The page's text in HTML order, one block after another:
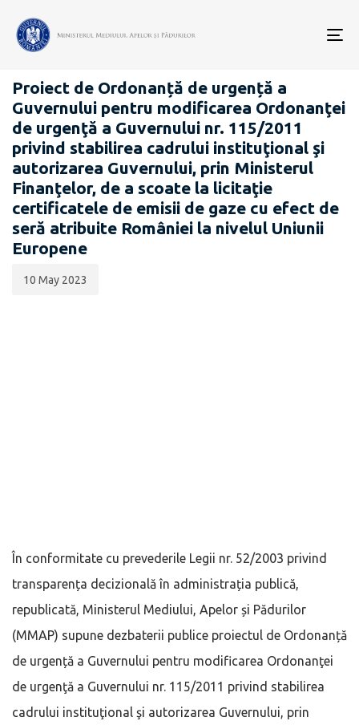
PROIECTE ACTE NORMATIVE
Proiect de Ordonanță de urgență a
Guvernului pentru modificarea Ordonanţei
de urgenţă a Guvernului nr. 115/2011
privind stabilirea cadrului instituţional şi
autorizarea Guvernului, prin Ministerul
Finanţelor, de a scoate la licitaţie
certificatele de emisii de gaze cu efect de
seră atribuite României la nivelul Uniunii
Europene
publicării:
10 May 2023
În conformitate cu prevederile Legii nr. 52/2003 privind
transparența decizională în administrația publică,
republicată, Ministerul Mediului, Apelor și Pădurilor
(MMAP) supune dezbaterii publice proiectul de Ordonanță
de urgență a Guvernului pentru modificarea Ordonanţei
de urgenţă a Guvernului nr. 115/2011 privind stabilirea
cadrului instituţional şi autorizarea Guvernului, prin